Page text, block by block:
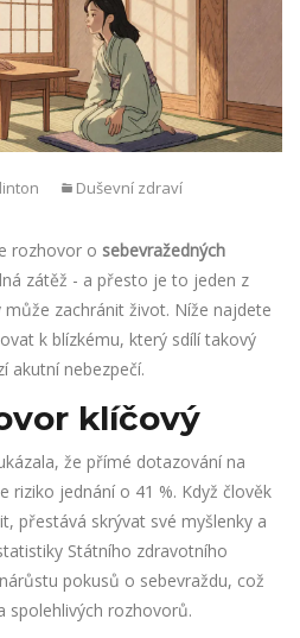
Duševní zdraví
rozhovor o sebevražedných
zátěž - a přesto je to jeden z
zachránit život. Níže najdete
k blízkému, který sdílí takový
akutní nebezpečí.
klíčový
že přímé dotazování na
riziko jednání o 41 %. Když člověk
přestává skrývat své myšlenky a
Státního zdravotního
pokusů o sebevraždu, což
spolehlivých rozhovorů.